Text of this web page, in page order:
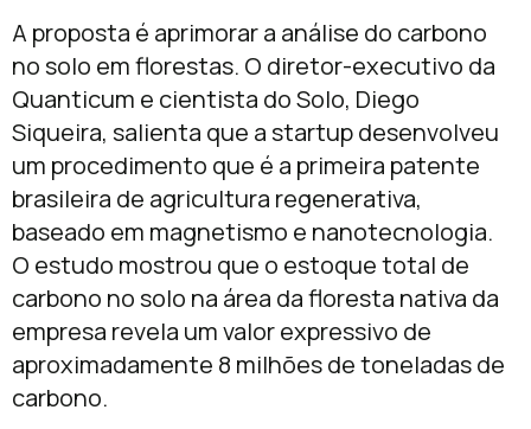
A proposta é aprimorar a análise do carbono
no solo em florestas. O diretor-executivo da
Quanticum e cientista do Solo, Diego
Siqueira, salienta que a startup desenvolveu
um procedimento que é a primeira patente
brasileira de agricultura regenerativa,
baseado em magnetismo e nanotecnologia.
O estudo mostrou que o estoque total de
carbono no solo na área da floresta nativa da
empresa revela um valor expressivo de
aproximadamente 8 milhões de toneladas de
carbono.